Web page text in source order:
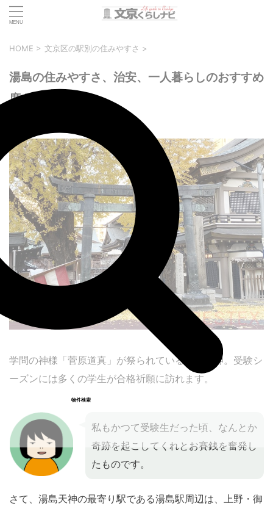
物件検索
HOME > 文京区の駅別の住みやすさ >
湯島の住みやすさ、治安、一人暮らしのおすすめ
度を徹底解説！
学問の神様「菅原道真」が祭られている湯島天神。受験シ
ーズンには多くの学生が合格祈願に訪れます。
私もかつて受験生だった頃、なんとか
奇跡を起こしてくれとお賽銭を奮発し
たものです。
さて、湯島天神の最寄り駅である湯島駅周辺は、上野・御